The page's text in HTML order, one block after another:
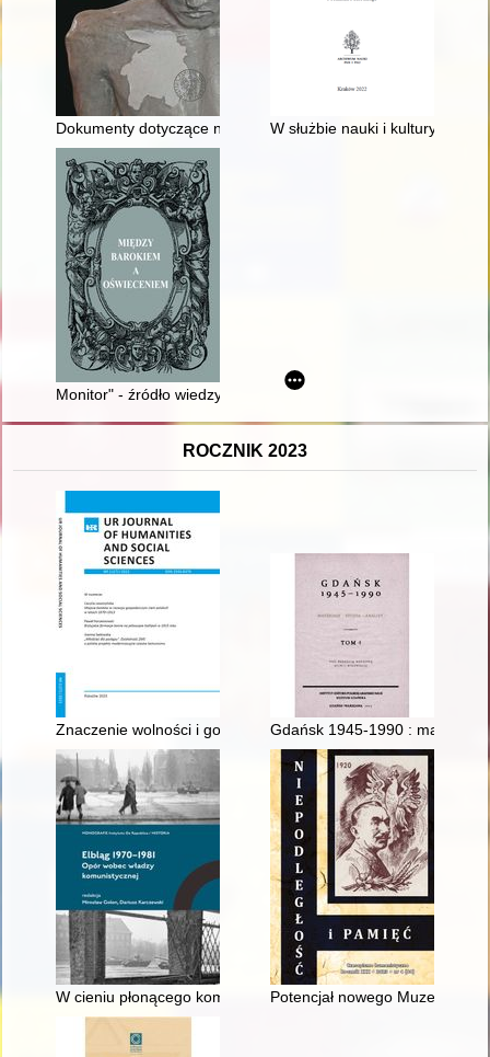
Dokumenty dotyczące niemieckiego obozuW służbie nauki i kultury :
Monitor" - źródło wiedzy i różnorakich porad życiowych
ROCZNIK 2023
Znaczenie wolności i godności klasy średniej wGdańsk 1945-1990 : materiały,
W cieniu płonącego komitetu Polskiej Zjednoczonej Partii
Potencjał nowego Muzeum